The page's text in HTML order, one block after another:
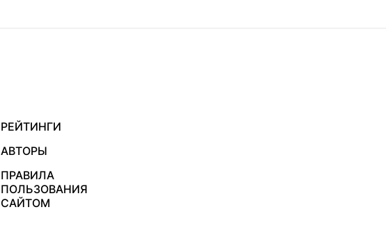
РЕЙТИНГИ
АВТОРЫ
ПРАВИЛА
ПОЛЬЗОВАНИЯ
САЙТОМ